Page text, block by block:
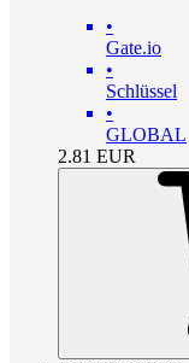
•
Gate.io
•
Schlüssel
•
GLOBAL
2.81 EUR